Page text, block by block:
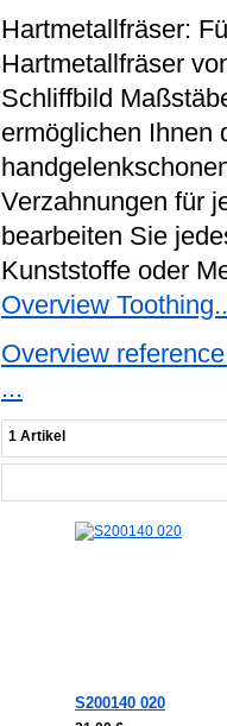
Hartmetallfräser:
Hartmetallfräser
Schliffbild
ermöglichen Ihnen
Verzahnungen für
bearbeiten Sie
Kunststoffe oder
Overview
Overview
...
1 Artikel
S200140 020